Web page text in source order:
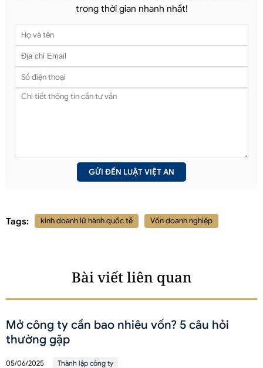
trong thời gian nhanh nhất!
Tags: kinh doanh lữ hành quốc tế Vốn doanh nghiệp
Bài viết liên quan
Mở công ty cần bao nhiêu vốn? 5 câu hỏi
thường gặp
05/06/2025 Thành lập công ty